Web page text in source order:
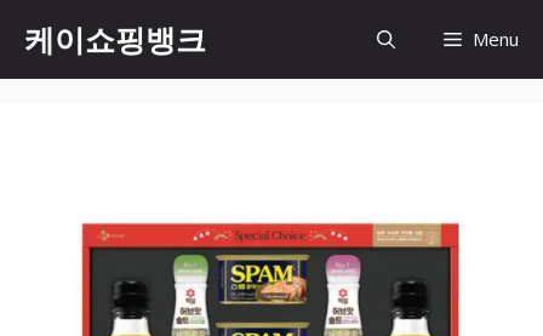
content
케이쇼핑뱅크 Menu